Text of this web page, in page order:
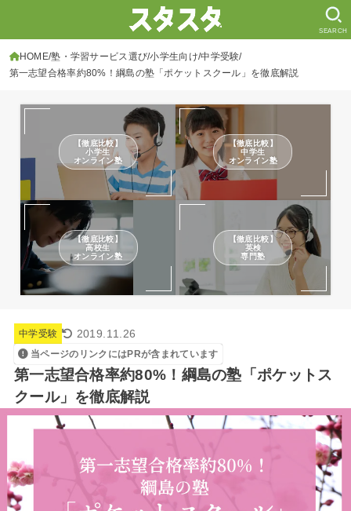
SEARCH
HOME 塾・学習サービス選び 小学生向け 中学受験
第一志望合格率約80%！綱島の塾「ポケットスクール」を徹底解説
【徹底比較】
小学生
オンライン塾
【徹底比較】
中学生
オンライン塾
【徹底比較】
高校生
オンライン塾
【徹底比較】
英検
専門塾
中学受験 2019.11.26
当ページのリンクにはPRが含まれています
第一志望合格率約80%！綱島の塾「ポケットス
クール」を徹底解説